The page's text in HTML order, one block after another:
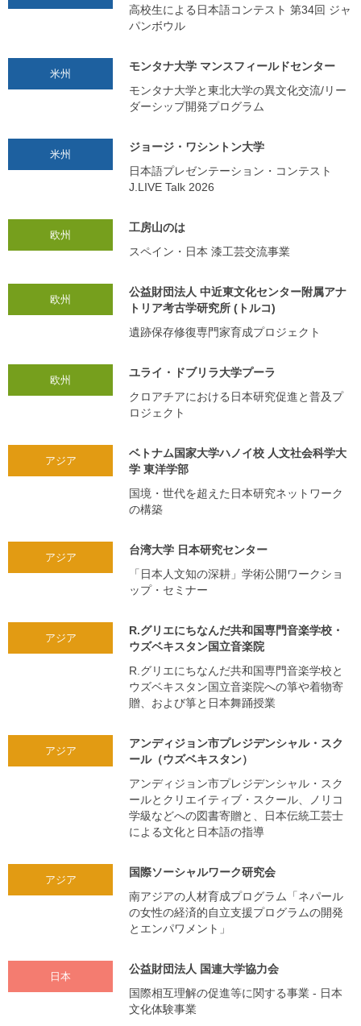
高校生による日本語コンテスト 第34回 ジャ
パンボウル
米州
モンタナ大学 マンスフィールドセンター
モンタナ大学と東北大学の異文化交流/リー
ダーシップ開発プログラム
米州
ジョージ・ワシントン大学
日本語プレゼンテーション・コンテスト
J.LIVE Talk 2026
欧州
工房山のは
スペイン・日本 漆工芸交流事業
欧州
公益財団法人 中近東文化センター附属アナ
トリア考古学研究所 (トルコ)
遺跡保存修復専門家育成プロジェクト
欧州
ユライ・ドブリラ大学プーラ
クロアチアにおける日本研究促進と普及プ
ロジェクト
アジア
ベトナム国家大学ハノイ校 人文社会科学大
学 東洋学部
国境・世代を超えた日本研究ネットワーク
の構築
アジア
台湾大学 日本研究センター
「日本人文知の深耕」学術公開ワークショ
ップ・セミナー
アジア
R.グリエにちなんだ共和国専門音楽学校・
ウズベキスタン国立音楽院
R.グリエにちなんだ共和国専門音楽学校と
ウズベキスタン国立音楽院への箏や着物寄
贈、および箏と日本舞踊授業
アジア
アンディジョン市プレジデンシャル・スク
ール（ウズベキスタン）
アンディジョン市プレジデンシャル・スク
ールとクリエイティブ・スクール、ノリコ
学級などへの図書寄贈と、日本伝統工芸士
による文化と日本語の指導
アジア
国際ソーシャルワーク研究会
南アジアの人材育成プログラム「ネパール
の女性の経済的自立支援プログラムの開発
とエンパワメント」
日本
公益財団法人 国連大学協力会
国際相互理解の促進等に関する事業 ‐ 日本
文化体験事業